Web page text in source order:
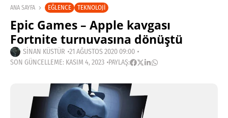
ANA SAYFA EĞLENCE TEKNOLOJI
Epic Games – Apple kavgası
Fortnite turnuvasına dönüştü
SINAN KÜSTÜR 21 AĞUSTOS 2020 09:00
SON GÜNCELLEME: KASIM 4, 2023 PAYLAŞ: